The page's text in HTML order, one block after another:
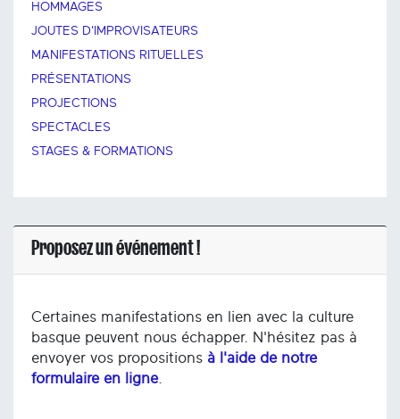
HOMMAGES
JOUTES D'IMPROVISATEURS
MANIFESTATIONS RITUELLES
PRÉSENTATIONS
PROJECTIONS
SPECTACLES
STAGES & FORMATIONS
Proposez un événement !
Certaines manifestations en lien avec la culture
basque peuvent nous échapper. N'hésitez pas à
envoyer vos propositions à l'aide de notre
formulaire en ligne.